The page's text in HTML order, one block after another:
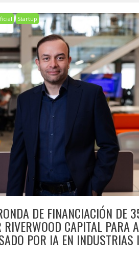
Startup
DE FINANCIACIÓN DE
CAPITAL PARA
POR IA EN INDUSTRIAS